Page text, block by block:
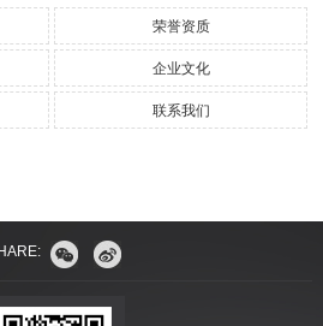
荣誉资质
企业文化
联系我们